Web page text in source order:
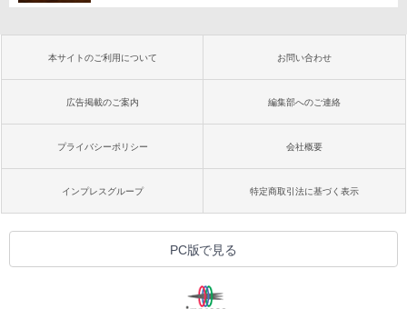
本サイトのご利用について お問い合わせ
広告掲載のご案内 編集部へのご連絡
プライバシーポリシー 会社概要
インプレスグループ 特定商取引法に基づく表示
PC版で見る